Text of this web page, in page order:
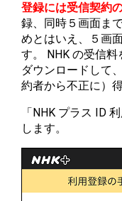
登録には受信契約
録、同時５画面ま
めとはいえ、５画
す。 NHK の受信
ダウンロードして
約者から不正に）
「NHK プラス ID
します。